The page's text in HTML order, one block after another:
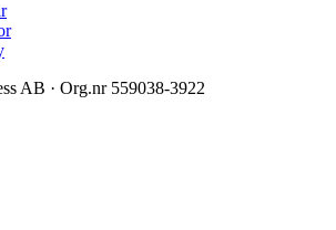
AB · Org.nr 559038-3922